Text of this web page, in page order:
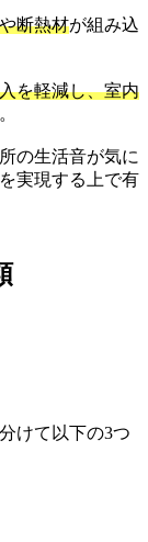
断熱材が組み込
を軽減し、室内
の生活音が気に
実現する上で有
けて以下の3つ